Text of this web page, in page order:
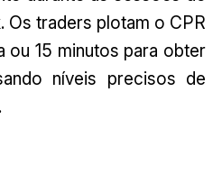
Os traders plotam o CPR
ou 15 minutos para obter
níveis precisos de